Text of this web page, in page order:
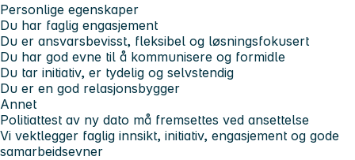
Personlige egenskaper
Du har faglig engasjement
Du er ansvarsbevisst, fleksibel og løsningsfokusert
Du har god evne til å kommunisere og formidle
Du tar initiativ, er tydelig og selvstendig
Du er en god relasjonsbygger
Annet
Politiattest av ny dato må fremsettes ved ansettelse
Vi vektlegger faglig innsikt, initiativ, engasjement og gode
samarbeidsevner